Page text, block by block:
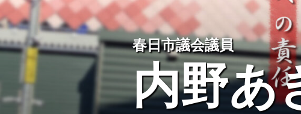
コ
ン
ン
春日市議会議員
内野あ